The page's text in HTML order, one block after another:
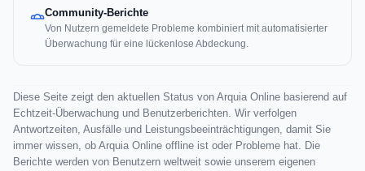
Community-Berichte
Von Nutzern gemeldete Probleme kombiniert mit automatisierter
Überwachung für eine lückenlose Abdeckung.
Diese Seite zeigt den aktuellen Status von Arquia Online basierend auf
Echtzeit-Überwachung und Benutzerberichten. Wir verfolgen
Antwortzeiten, Ausfälle und Leistungsbeeinträchtigungen, damit Sie
immer wissen, ob Arquia Online offline ist oder Probleme hat. Die
Berichte werden von Benutzern weltweit sowie unserem eigenen